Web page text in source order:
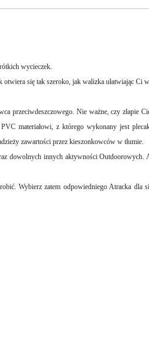
wycieczek.
się tak szeroko, jak walizka ułatwiając Ci
przeciwdeszczowego. Nie ważne, czy złapie
materiałowi, z którego wykonany jest
zawartości przez kieszonkowców w tłumie.
dowolnych innych aktywności Outdoorowych.
Wybierz zatem odpowiedniego Atracka dla